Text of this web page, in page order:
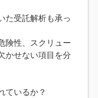
た受託解析も承っ
険性、スクリュー
かせない項目を分
ているか？